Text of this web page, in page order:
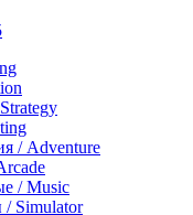
/ Adventure
/ Music
Simulator